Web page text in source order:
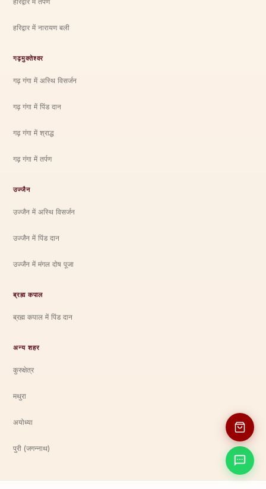
हरिद्वार में नारायण बली
गढ़मुक्तेश्वर
गढ़ गंगा में अस्थि विसर्जन
गढ़ गंगा में पिंड दान
गढ़ गंगा में श्राद्ध
गढ़ गंगा में तर्पण
उज्जैन
उज्जैन में अस्थि विसर्जन
उज्जैन में पिंड दान
उज्जैन में मंगल दोष पूजा
ब्रह्म कपाल
ब्रह्म कपाल में पिंड दान
अन्य शहर
कुरुक्षेत्र
मथुरा
अयोध्या
पुरी (जगन्नाथ)